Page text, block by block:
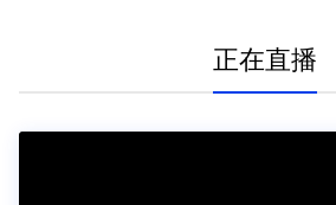
正在直播